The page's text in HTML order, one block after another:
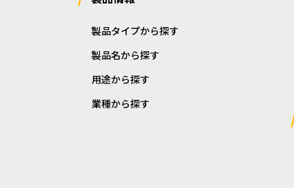
製品タイプから探す
製品名から探す
用途から探す
業種から探す